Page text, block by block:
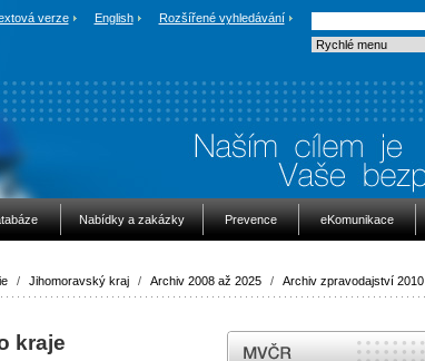
verze English Rozšířené vyhledávání
Nabídky a zakázky Prevence eKomunikace
/ Jihomoravský kraj / Archiv 2008 až 2025 / Archiv zpravodajství 2010
kraje MVČR